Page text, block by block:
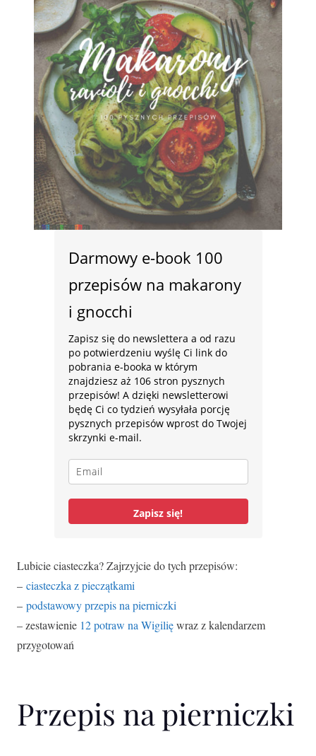
Darmowy e-book 100
przepisów na makarony
i gnocchi
Zapisz się do newslettera a od razu
po potwierdzeniu wyślę Ci link do
pobrania e-booka w którym
znajdziesz aż 106 stron pysznych
przepisów! A dzięki newsletterowi
będę Ci co tydzień wysyłała porcję
pysznych przepisów wprost do Twojej
skrzynki e-mail.
Zapisz się!
Lubicie ciasteczka? Zajrzyjcie do tych przepisów:
– ciasteczka z pieczątkami
– podstawowy przepis na pierniczki
– zestawienie 12 potraw na Wigilięwraz z kalendarzem
przygotowań
Przepis na pierniczki